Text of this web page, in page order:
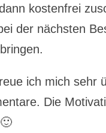
kostenfrei
der nächsten
ich mich sehr
Die